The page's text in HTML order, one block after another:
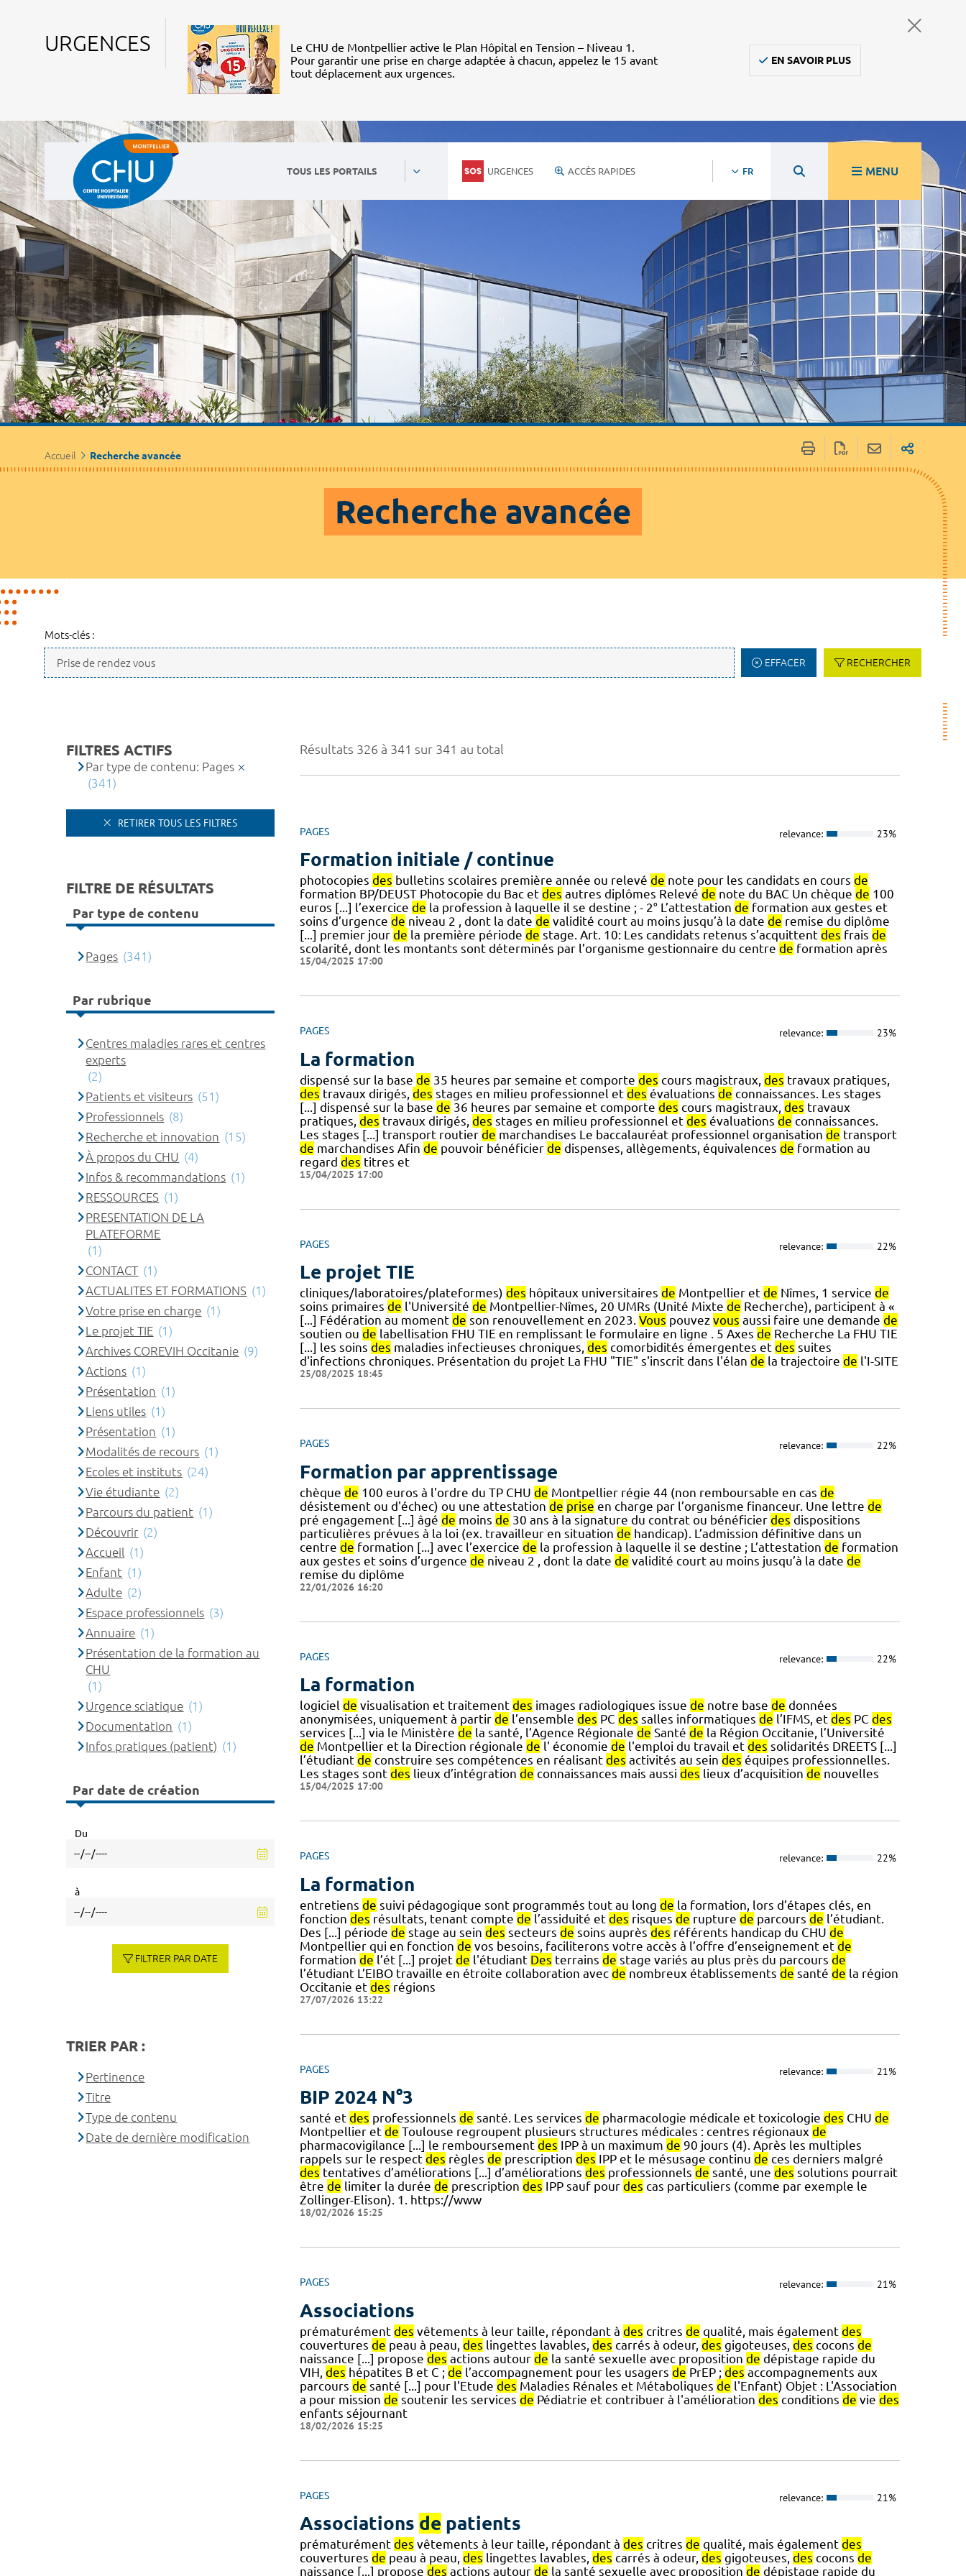
URGENCES
Le CHU de Montpellier active le Plan Hôpital en Tension – Niveau 1.
Pour garantir une prise en charge adaptée à chacun, appelez le 15 avant
tout déplacement aux urgences.
EN SAVOIR PLUS
TOUS LES PORTAILS URGENCES ACCÈS RAPIDES FR MENU
Accueil Recherche avancée
Recherche avancée
Mots-clés :
EFFACER RECHERCHER
Résultats 326 à 341 sur 341 au total
PAGES relevance: 23%
Formation initiale / continue
photocopies des bulletins scolaires première année ou relevé de note pour les candidats en cours de
formation BP/DEUST Photocopie du Bac et des autres diplômes Relevé de note du BAC Un chèque de 100
euros [...] l’exercice de la profession à laquelle il se destine ; - 2° L’attestation de formation aux gestes et
soins d’urgence de niveau 2 , dont la date de validité court au moins jusqu’à la date de remise du diplôme
[...] premier jour de la première période de stage. Art. 10: Les candidats retenus s’acquittent des frais de
scolarité, dont les montants sont déterminés par l’organisme gestionnaire du centre de formation après
15/04/2025 17:00
PAGES relevance: 23%
La formation
dispensé sur la base de 35 heures par semaine et comporte des cours magistraux, des travaux pratiques,
des travaux dirigés, des stages en milieu professionnel et des évaluations de connaissances. Les stages
[...] dispensé sur la base de 36 heures par semaine et comporte des cours magistraux, des travaux
pratiques, des travaux dirigés, des stages en milieu professionnel et des évaluations de connaissances.
Les stages [...] transport routier de marchandises Le baccalauréat professionnel organisation de transport
de marchandises Afin de pouvoir bénéficier de dispenses, allègements, équivalences de formation au
regard des titres et
15/04/2025 17:00
PAGES relevance: 22%
Le projet TIE
cliniques/laboratoires/plateformes) des hôpitaux universitaires de Montpellier et de Nîmes, 1 service de
soins primaires de l'Université de Montpellier-Nîmes, 20 UMRs (Unité Mixte de Recherche), participent à «
[...] Fédération au moment de son renouvellement en 2023. Vous pouvez vous aussi faire une demande de
soutien ou de labellisation FHU TIE en remplissant le formulaire en ligne . 5 Axes de Recherche La FHU TIE
[...] les soins des maladies infectieuses chroniques, des comorbidités émergentes et des suites
d'infections chroniques. Présentation du projet La FHU "TIE" s'inscrit dans l'élan de la trajectoire de l'I-SITE
25/08/2025 18:45
PAGES relevance: 22%
Formation par apprentissage
chèque de 100 euros à l'ordre du TP CHU de Montpellier régie 44 (non remboursable en cas de
désistement ou d'échec) ou une attestation de prise en charge par l’organisme financeur. Une lettre de
pré engagement [...] âgé de moins de 30 ans à la signature du contrat ou bénéficier des dispositions
particulières prévues à la loi (ex. travailleur en situation de handicap). L’admission définitive dans un
centre de formation [...] avec l’exercice de la profession à laquelle il se destine ; L’attestation de formation
aux gestes et soins d’urgence de niveau 2 , dont la date de validité court au moins jusqu’à la date de
remise du diplôme
22/01/2026 16:20
PAGES relevance: 22%
La formation
logiciel de visualisation et traitement des images radiologiques issue de notre base de données
anonymisées, uniquement à partir de l’ensemble des PC des salles informatiques de l’IFMS, et des PC des
services [...] via le Ministère de la santé, l’Agence Régionale de Santé de la Région Occitanie, l’Université
de Montpellier et la Direction régionale de l' économie de l'emploi du travail et des solidarités DREETS [...]
l’étudiant de construire ses compétences en réalisant des activités au sein des équipes professionnelles.
Les stages sont des lieux d’intégration de connaissances mais aussi des lieux d’acquisition de nouvelles
15/04/2025 17:00
PAGES relevance: 22%
La formation
entretiens de suivi pédagogique sont programmés tout au long de la formation, lors d’étapes clés, en
fonction des résultats, tenant compte de l’assiduité et des risques de rupture de parcours de l’étudiant.
Des [...] période de stage au sein des secteurs de soins auprès des référents handicap du CHU de
Montpellier qui en fonction de vos besoins, faciliterons votre accès à l’offre d’enseignement et de
formation de l’ét [...] projet de l'étudiant Des terrains de stage variés au plus près du parcours de
l’étudiant L’EIBO travaille en étroite collaboration avec de nombreux établissements de santé de la région
Occitanie et des régions
27/07/2026 13:22
PAGES relevance: 21%
BIP 2024 N°3
santé et des professionnels de santé. Les services de pharmacologie médicale et toxicologie des CHU de
Montpellier et de Toulouse regroupent plusieurs structures médicales : centres régionaux de
pharmacovigilance [...] le remboursement des IPP à un maximum de 90 jours (4). Après les multiples
rappels sur le respect des règles de prescription des IPP et le mésusage continu de ces derniers malgré
des tentatives d’améliorations [...] d’améliorations des professionnels de santé, une des solutions pourrait
être de limiter la durée de prescription des IPP sauf pour des cas particuliers (comme par exemple le
Zollinger-Elison). 1. https://www
18/02/2026 15:25
PAGES relevance: 21%
Associations
prématurément des vêtements à leur taille, répondant à des critres de qualité, mais également des
couvertures de peau à peau, des lingettes lavables, des carrés à odeur, des gigoteuses, des cocons de
naissance [...] propose des actions autour de la santé sexuelle avec proposition de dépistage rapide du
VIH, des hépatites B et C ; de l’accompagnement pour les usagers de PrEP ; des accompagnements aux
parcours de santé [...] pour l'Etude des Maladies Rénales et Métaboliques de l'Enfant) Objet : L'Association
a pour mission de soutenir les services de Pédiatrie et contribuer à l'amélioration des conditions de vie des
enfants séjournant
18/02/2026 15:25
PAGES relevance: 21%
Associations de patients
prématurément des vêtements à leur taille, répondant à des critres de qualité, mais également des
couvertures de peau à peau, des lingettes lavables, des carrés à odeur, des gigoteuses, des cocons de
naissance [...] propose des actions autour de la santé sexuelle avec proposition de dépistage rapide du
FILTRES ACTIFS
Par type de contenu: Pages
(341)
RETIRER TOUS LES FILTRES
FILTRE DE RÉSULTATS
Par type de contenu
Pages (341)
Par rubrique
Centres maladies rares et centres
experts
(2)
Patients et visiteurs (51)
Professionnels (8)
Recherche et innovation (15)
À propos du CHU (4)
Infos & recommandations (1)
RESSOURCES (1)
PRESENTATION DE LA
PLATEFORME
(1)
CONTACT (1)
ACTUALITES ET FORMATIONS (1)
Votre prise en charge (1)
Le projet TIE (1)
Archives COREVIH Occitanie (9)
Actions (1)
Présentation (1)
Liens utiles (1)
Présentation (1)
Modalités de recours (1)
Ecoles et instituts (24)
Vie étudiante (2)
Parcours du patient (1)
Découvrir (2)
Accueil (1)
Enfant (1)
Adulte (2)
Espace professionnels (3)
Annuaire (1)
Présentation de la formation au
CHU
(1)
Urgence sciatique (1)
Documentation (1)
Infos pratiques (patient) (1)
Par date de création
Du
à
FILTRER PAR DATE
TRIER PAR :
Pertinence
Titre
Type de contenu
Date de dernière modification